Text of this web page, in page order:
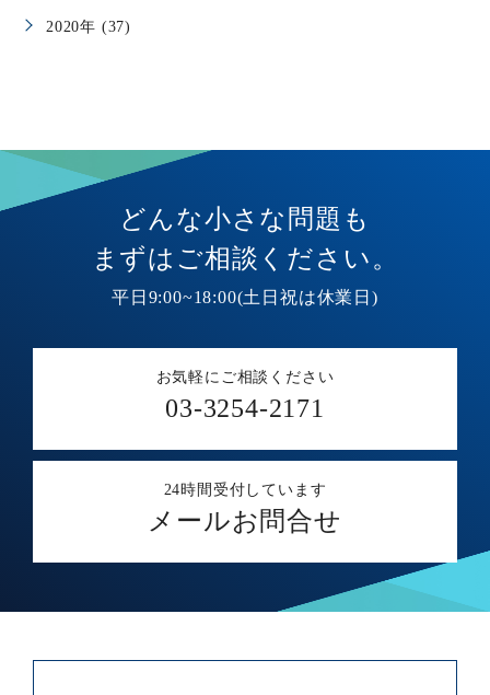
2020年 (37)
どんな小さな問題も
まずはご相談ください。
平日9:00~18:00(土日祝は休業日)
お気軽にご相談ください
03-3254-2171
24時間受付しています
メールお問合せ